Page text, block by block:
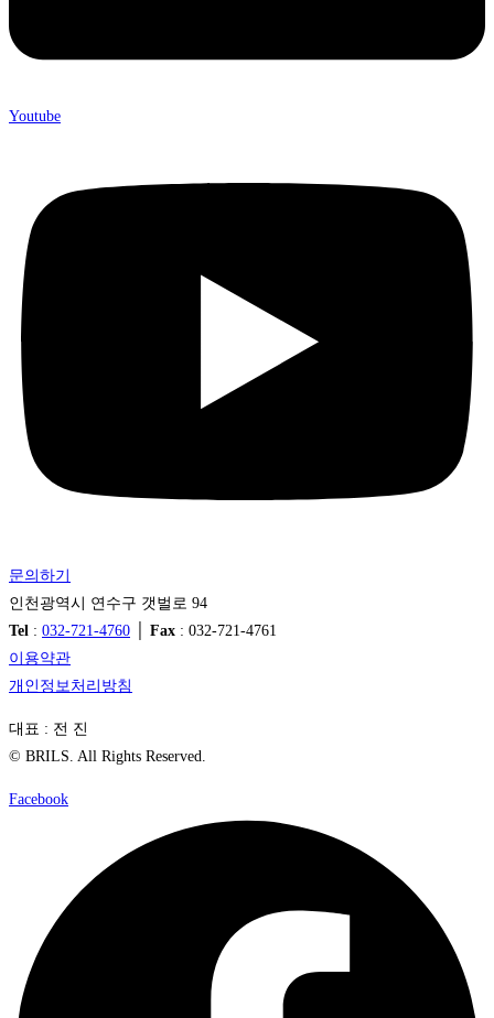
Youtube
문의하기
인천광역시 연수구 갯벌로 94
Tel : 032-721-4760 Fax : 032-721-4761
이용약관
개인정보처리방침
대표 : 전 진
© BRILS. All Rights Reserved.
Facebook